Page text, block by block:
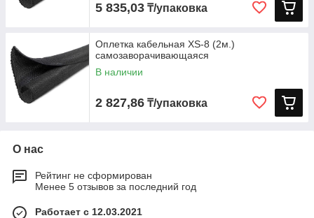
5 835,03 ₸/упаковка
Оплетка кабельная XS-8 (2м.)
самозаворачивающаяся
В наличии
2 827,86 ₸/упаковка
О нас
Рейтинг не сформирован
Менее 5 отзывов за последний год
Работает с 12.03.2021